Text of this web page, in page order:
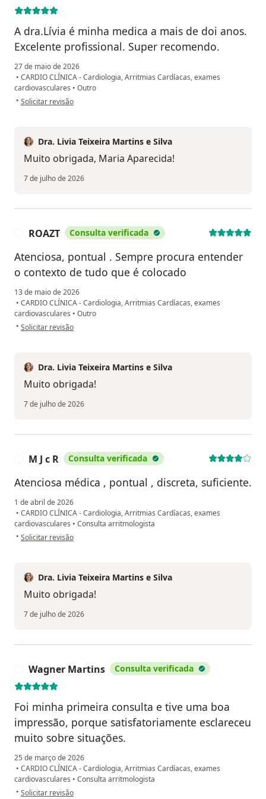
A dra.Lívia é minha medica a mais de doi anos.
Excelente profissional. Super recomendo.
27 de maio de 2026
• CARDIO CLÍNICA - Cardiologia, Arritmias Cardíacas, exames
cardiovasculares • Outro
• na opinião do utilizador Maria Aparecida Barbosa Perez
Solicitar revisão
Dra. Livia Teixeira Martins e Silva
Muito obrigada, Maria Aparecida!
7 de julho de 2026
ROAZT Consulta verificada
Atenciosa, pontual . Sempre procura entender
o contexto de tudo que é colocado
13 de maio de 2026
• CARDIO CLÍNICA - Cardiologia, Arritmias Cardíacas, exames
cardiovasculares • Outro
• na opinião do utilizador ROAZT
Solicitar revisão
Dra. Livia Teixeira Martins e Silva
Muito obrigada!
7 de julho de 2026
M J c R Consulta verificada
Atenciosa médica , pontual , discreta, suficiente.
1 de abril de 2026
• CARDIO CLÍNICA - Cardiologia, Arritmias Cardíacas, exames
cardiovasculares • Consulta arritmologista
• na opinião do utilizador M J c R
Solicitar revisão
Dra. Livia Teixeira Martins e Silva
Muito obrigada!
7 de julho de 2026
Wagner Martins Consulta verificada
Foi minha primeira consulta e tive uma boa
impressão, porque satisfatoriamente esclareceu
muito sobre situações.
25 de março de 2026
• CARDIO CLÍNICA - Cardiologia, Arritmias Cardíacas, exames
cardiovasculares • Consulta arritmologista
• na opinião do utilizador Wagner Martins
Solicitar revisão